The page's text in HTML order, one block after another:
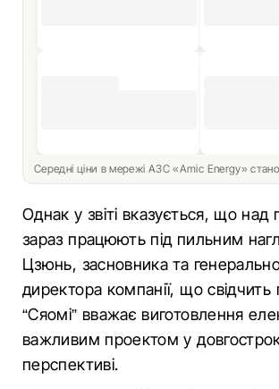
Середні ціни в мережі АЗС «Amic Energy»
Однак у звіті вказується, що над
зараз працюють під пильним
Цзюнь, засновника та
директора компанії, що
“Сяомі” вважає виготовлення
важливим проектом у
перспективі.